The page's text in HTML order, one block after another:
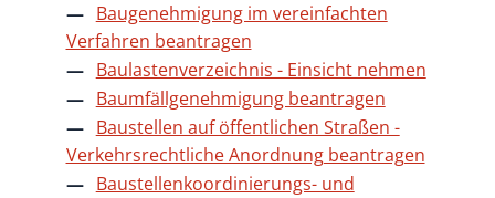
Baugenehmigung im vereinfachten
Verfahren beantragen
Baulastenverzeichnis - Einsicht nehmen
Baumfällgenehmigung beantragen
Baustellen auf öffentlichen Straßen -
Verkehrsrechtliche Anordnung beantragen
Baustellenkoordinierungs- und